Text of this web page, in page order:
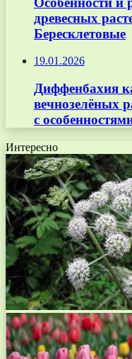
древесных
Бересклетовые
19.01.2026
Диффенбахия
вечнозелёных
с
Интересно